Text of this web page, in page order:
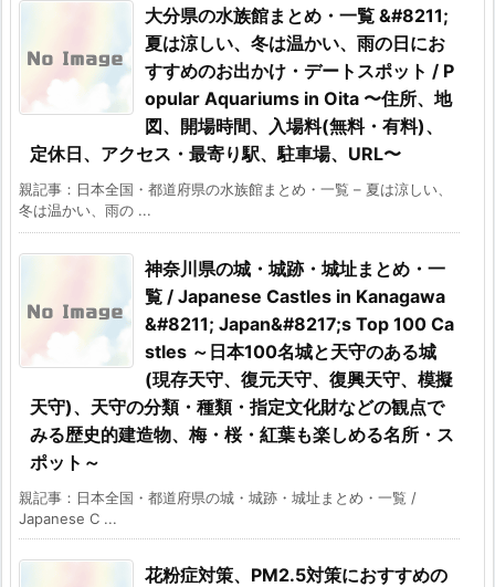
大分県の水族館まとめ・一覧 &#8211;
夏は涼しい、冬は温かい、雨の日にお
すすめのお出かけ・デートスポット / P
opular Aquariums in Oita 〜住所、地
図、開場時間、入場料(無料・有料)、
定休日、アクセス・最寄り駅、駐車場、URL〜
親記事：日本全国・都道府県の水族館まとめ・一覧 – 夏は涼しい、
冬は温かい、雨の ...
神奈川県の城・城跡・城址まとめ・一
覧 / Japanese Castles in Kanagawa
&#8211; Japan&#8217;s Top 100 Ca
stles ～日本100名城と天守のある城
(現存天守、復元天守、復興天守、模擬
天守)、天守の分類・種類・指定文化財などの観点で
みる歴史的建造物、梅・桜・紅葉も楽しめる名所・ス
ポット～
親記事：日本全国・都道府県の城・城跡・城址まとめ・一覧 /
Japanese C ...
花粉症対策、PM2.5対策におすすめの